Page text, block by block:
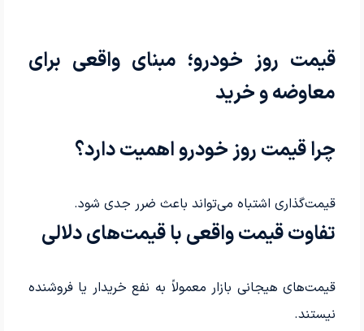
قیمت روز خودرو؛ مبنای واقعی برای
معاوضه و خرید
چرا قیمت روز خودرو اهمیت دارد؟
قیمت‌گذاری اشتباه می‌تواند باعث ضرر جدی شود.
تفاوت قیمت واقعی با قیمت‌های دلالی
قیمت‌های هیجانی بازار معمولاً به نفع خریدار یا فروشنده
نیستند.